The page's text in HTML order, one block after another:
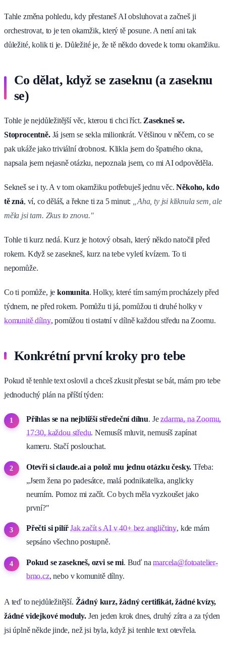
Tahle změna pohledu, kdy přestaneš AI obsluhovat a začneš ji
orchestrovat, to je ten okamžik, který tě posune. A není ani tak
důležité, kolik ti je. Důležité je, že tě někdo dovede k tomu okamžiku.
Co dělat, když se zaseknu (a zaseknu
se)
Tohle je nejdůležitější věc, kterou ti chci říct. Zasekneš se.
Stoprocentně.Já jsem se sekla milionkrát. Většinou v něčem, co se
pak ukáže jako triviální drobnost. Klikla jsem do špatného okna,
napsala jsem nejasně otázku, nepoznala jsem, co mi AI odpověděla.
Sekneš se i ty. A v tom okamžiku potřebuješ jednu věc.Někoho, kdo
tě zná, ví, co děláš, a řekne ti za 5 minut:
„Aha, ty jsi kliknula sem, ale
měla jsi tam. Zkus to znova."
Tohle ti kurz nedá. Kurz je hotový obsah, který někdo natočil před
rokem. Když se zasekneš, kurz na tebe vyletí kvízem. To ti
nepomůže.
Co ti pomůže, jekomunita. Holky, které tím samým procházely před
týdnem, ne před rokem. Pomůžu ti já, pomůžou ti druhé holky v
komunitě dílny, pomůžou ti ostatní v dílně každou středu na Zoomu.
Konkrétní první kroky pro tebe
Pokud tě tenhle text oslovil a chceš zkusit přestat se bát, mám pro tebe
jednoduchý plán na příští týden:
Přihlas se na nejbližší středeční dílnu. Jezdarma, na Zoomu,
17:30, každou středu. Nemusíš mluvit, nemusíš zapínat
kameru. Stačí poslouchat.
Otevři si claude.ai a polož mu jednu otázku česky. Třeba:
„Jsem žena po padesátce, malá podnikatelka, anglicky
neumím. Pomoz mi začít. Co bych měla vyzkoušet jako
první?"
Přečti si pilíř Jak začít s AI v 40+ bez angličtiny, kde mám
sepsáno všechno postupně.
Pokud se zasekneš, ozvi se mi. Buď namarcela@fotoatelier-
brno.cz, nebo v komunitě dílny.
A teď to nejdůležitější. Žádný kurz, žádný certifikát, žádné kvízy,
žádné videjkové moduly.Jen jeden krok dnes, druhý zítra a za týden
jsi úplně někde jinde, než jsi byla, když jsi tenhle text otevřela.